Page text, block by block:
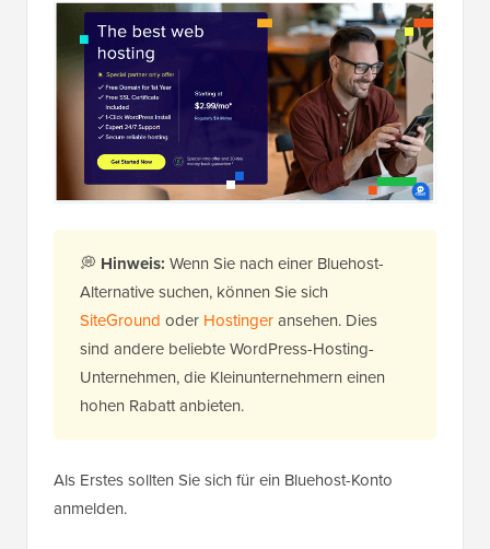
💭 Hinweis: Wenn Sie nach einer Bluehost-
Alternative suchen, können Sie sich
SiteGround oder Hostingeransehen. Dies
sind andere beliebte WordPress-Hosting-
Unternehmen, die Kleinunternehmern einen
hohen Rabatt anbieten.
Als Erstes sollten Sie sich für ein Bluehost-Konto
anmelden.